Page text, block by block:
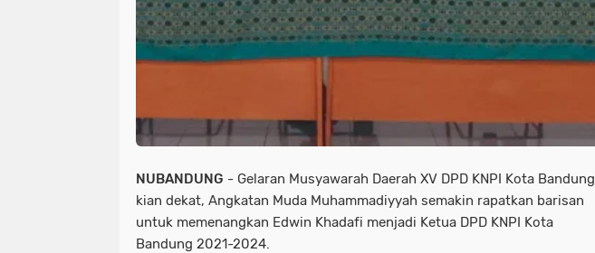
NUBANDUNG - Gelaran Musyawarah Daerah XV DPD KNPI Kota Bandung
kian dekat, Angkatan Muda Muhammadiyyah semakin rapatkan barisan
untuk memenangkan Edwin Khadafi menjadi Ketua DPD KNPI Kota
Bandung 2021-2024.